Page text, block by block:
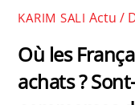
KARIM SALI Actu /
Où les
achats ?